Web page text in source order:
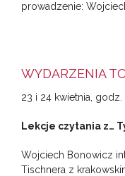
prowadzenie:
WYDARZENIA
23 i 24 kwietnia, godz.
Lekcje czytania z…
Wojciech Bonowicz
Tischnera z